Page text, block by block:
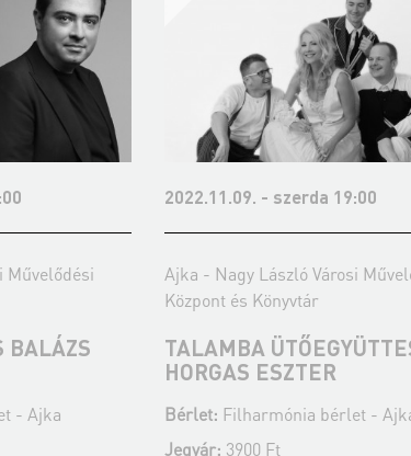
Művelődési
ÉS
- Ajka
2023.02.15. - szerda 19:00
Ajka - Nagy László Városi
Központ és Könyvtár
KOZMA ORSI QUARTET
Jegyár: 3900 Ft